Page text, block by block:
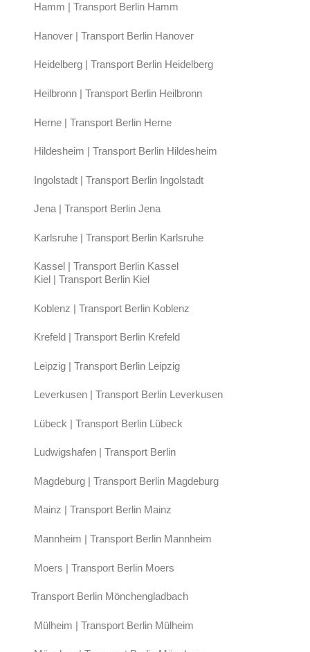
Hamm | Transport Berlin Hamm
Hanover | Transport Berlin Hanover
Heidelberg | Transport Berlin Heidelberg
Heilbronn | Transport Berlin Heilbronn
Herne | Transport Berlin Herne
Hildesheim | Transport Berlin Hildesheim
Ingolstadt | Transport Berlin Ingolstadt
Jena | Transport Berlin Jena
Karlsruhe | Transport Berlin Karlsruhe
Kassel | Transport Berlin Kassel
Kiel | Transport Berlin Kiel
Koblenz | Transport Berlin Koblenz
Krefeld | Transport Berlin Krefeld
Leipzig | Transport Berlin Leipzig
Leverkusen | Transport Berlin Leverkusen
Lübeck | Transport Berlin Lübeck
Ludwigshafen | Transport Berlin
Magdeburg | Transport Berlin Magdeburg
Mainz | Transport Berlin Mainz
Mannheim | Transport Berlin Mannheim
Moers | Transport Berlin Moers
Transport Berlin Mönchengladbach
Mülheim | Transport Berlin Mülheim